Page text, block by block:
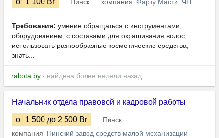
от 1 100 Br Пинск компания: Фарту Масти, ЧП
Требования: умение обращаться с инструментами,
оборудованием, с составами для окрашивания волос,
использовать разнообразные косметические средства,
знать...
rabota.by - найдена более недели назад
Начальник отдела правовой и кадровой работы
от 1 500 до 2 500 Br
Пинск
компания: Пинский завод средств малой механизации